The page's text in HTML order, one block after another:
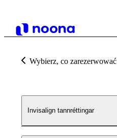
Wybierz, co zarezerwować
Invisalign tannréttingar